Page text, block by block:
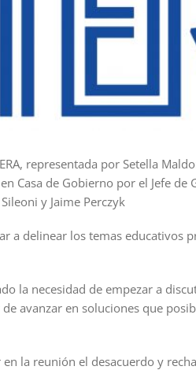
representada por Setella
Casa de Gobierno por el Jefe
y Jaime Perczyk
a delinear los temas educativos
la necesidad de empezar a
avanzar en soluciones que
la reunión el desacuerdo y